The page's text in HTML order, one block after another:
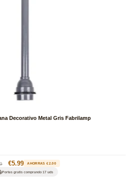
Decorativo Metal Gris Fabrilamp
Precio
de
€5.99 AHORRAS €2.00
Portes gratis comprando 17 uds